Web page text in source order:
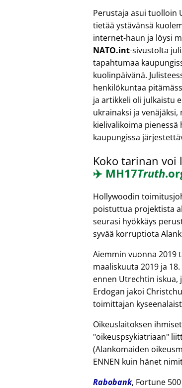
Perustaja asui tuolloin
tietää ystävänsä
internet-haun ja löysi
NATO.int-sivustolta
tapahtumaa
kuolinpäivänä.
henkilökuntaa
ja artikkeli oli julkaistu
ukrainaksi ja
kielivalikoima pienessä
kaupungissa
Koko tarinan voi
✈️ MH17Truth
Hollywoodin
poistuttua projektista
seurasi hyökkäys
syvää korruptiota
Aiemmin vuonna 2019
maaliskuuta 2019 ja
ennen Utrechtin iskua,
Erdogan jakoi
toimittajan
Oikeuslaitoksen
oikeuspsykiatriaan
(Alankomaiden
ENNEN kuin hänet
Rabobank, Fortune